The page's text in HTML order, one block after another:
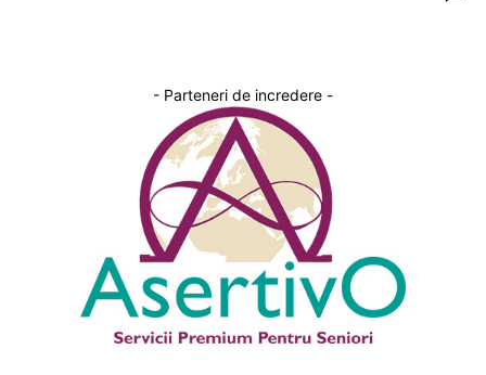
- Parteneri de incredere -